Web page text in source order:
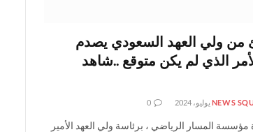
من ولي العهد السعودي يصدم
الذي لم يكن متوقع ..شاهد
NEWS
0
المسار الرياضي ، برئاسة ولي العهد الأمير